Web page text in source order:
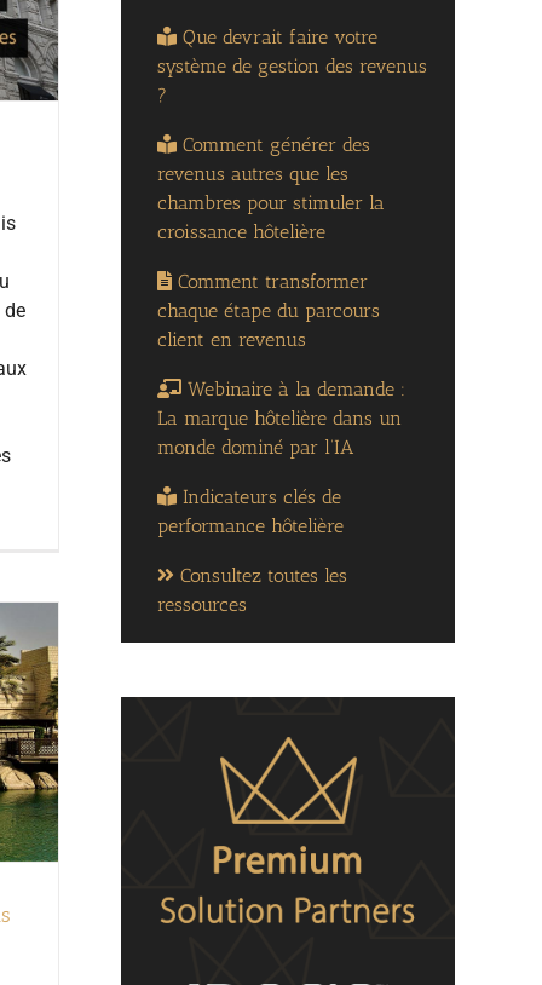
de
Que devrait faire votre
système de gestion des revenus
?
Comment générer des
revenus autres que les
chambres pour stimuler la
croissance hôtelière
Comment transformer
chaque étape du parcours
client en revenus
Webinaire à la demande :
La marque hôtelière dans un
monde dominé par l’IA
Indicateurs clés de
performance hôtelière
Consultez toutes les
ressources